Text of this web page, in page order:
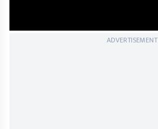
ADVERTISEMENT